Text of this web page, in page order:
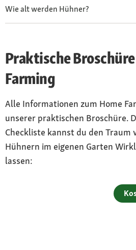
Wie alt werden Hühner?
Praktische
Farming
Alle Informationen zum Home
unserer praktischen Broschüre.
Checkliste kannst du den Traum
Hühnern im eigenen Garten
lassen: